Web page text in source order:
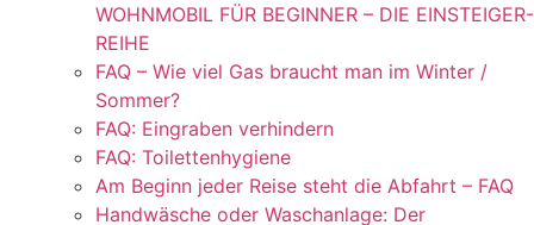
WOHNMOBIL FÜR BEGINNER – DIE EINSTEIGER-
REIHE
FAQ – Wie viel Gas braucht man im Winter /
Sommer?
FAQ: Eingraben verhindern
FAQ: Toilettenhygiene
Am Beginn jeder Reise steht die Abfahrt – FAQ
Handwäsche oder Waschanlage: Der